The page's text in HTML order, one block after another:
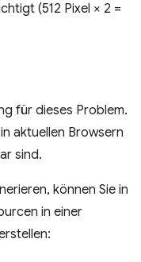
(512 Pixel × 2 =
für dieses Problem.
aktuellen Browsern
sind.
können Sie in
in einer